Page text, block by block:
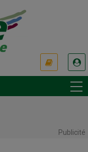
Publicité